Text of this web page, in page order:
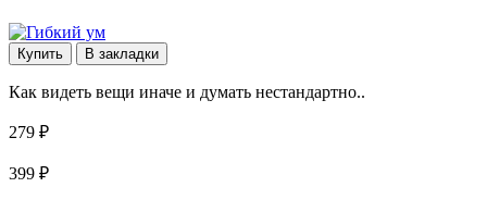
Купить В закладки
Как видеть вещи иначе и думать нестандартно..
279 ₽
399 ₽